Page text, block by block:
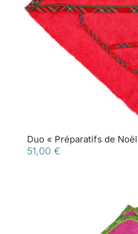
Duo « Préparatifs de
51,00 €